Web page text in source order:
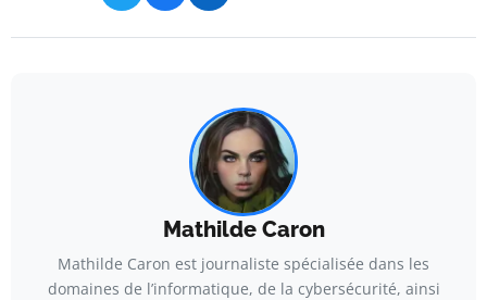
Mathilde Caron
Mathilde Caron est journaliste spécialisée dans les
domaines de l’informatique, de la cybersécurité, ainsi